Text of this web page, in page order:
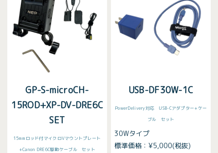
GP-S-microCH-
15ROD+XP-DV-DRE6C
SET
15mmロッド付マイクロVマウントプレート
+Canon DRE6C駆動ケーブル セット
USB-DF30W-1C
PowerDelivery対応 USB-Cアダプター+ケー
ブル セット
30Wタイプ
標準価格：¥5,000(税抜)